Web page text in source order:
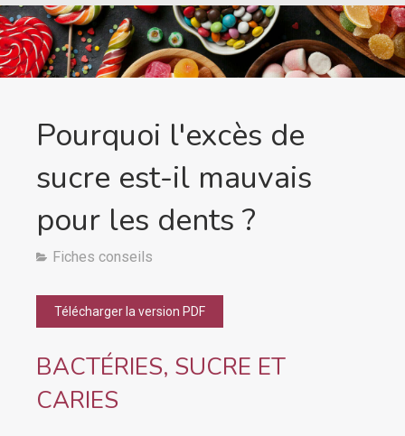
Pourquoi l'excès de
sucre est-il mauvais
pour les dents ?
Fiches conseils
Télécharger la version PDF
BACTÉRIES, SUCRE ET
CARIES